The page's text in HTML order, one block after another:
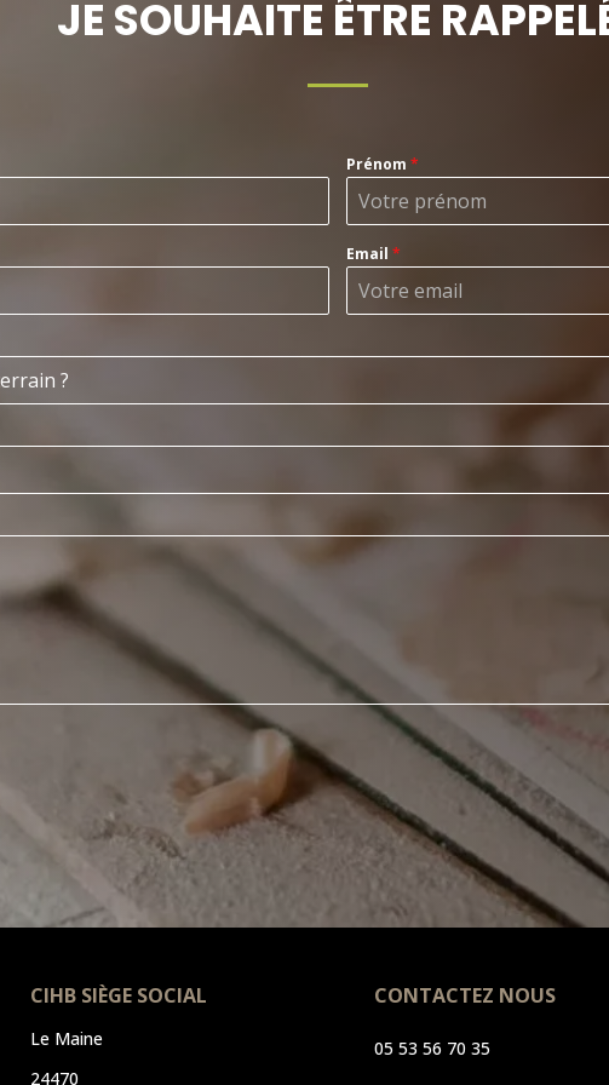
JE SOUHAITE ÊTRE
Prénom *
Email *
?
CIHB SIÈGE SOCIAL
Le Maine
24470
CONTACTEZ NOUS
05 53 56 70 35